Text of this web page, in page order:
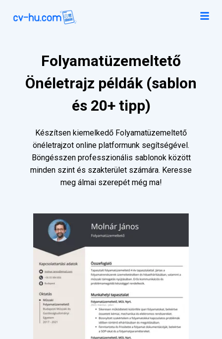
Folyamatüzemeltető
Önéletrajz példák (sablon
és 20+ tipp)
Készítsen kiemelkedő Folyamatüzemeltető
önéletrajzot online platformunk segítségével.
Böngésszen professzionális sablonok között
minden szint és szakterület számára. Keresse
meg álmai szerepét még ma!